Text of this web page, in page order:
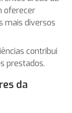
oferecer
mais diversos
contribui
prestados.
da